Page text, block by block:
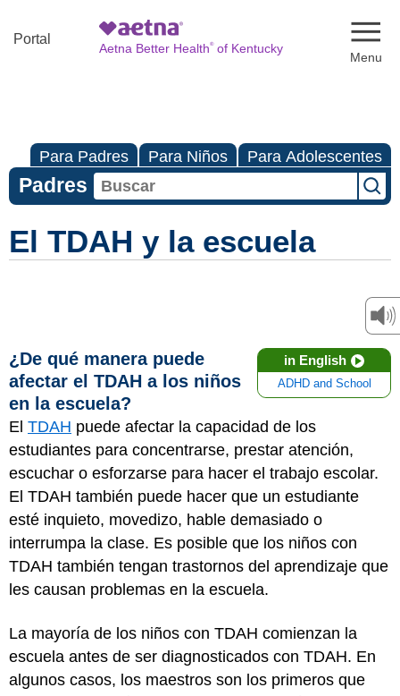
Portal
Aetna Better Health®of Kentucky
Para Padres Para Niños Para Adolescentes
Padres
El TDAH y la escuela
in English
ADHD and School
¿De qué manera puede
afectar el TDAH a los niños
en la escuela?
El TDAH puede afectar la capacidad de los
estudiantes para concentrarse, prestar atención,
escuchar o esforzarse para hacer el trabajo escolar.
El TDAH también puede hacer que un estudiante
esté inquieto, movedizo, hable demasiado o
interrumpa la clase. Es posible que los niños con
TDAH también tengan trastornos del aprendizaje que
les causan problemas en la escuela.
La mayoría de los niños con TDAH comienzan la
escuela antes de ser diagnosticados con TDAH. En
algunos casos, los maestros son los primeros que